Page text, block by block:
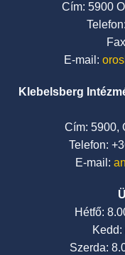
Cím: 5900
E-mail:
Klebelsberg
Cím: 5900,
Telefon:
E-mail:
Hétfő:
Szerda: